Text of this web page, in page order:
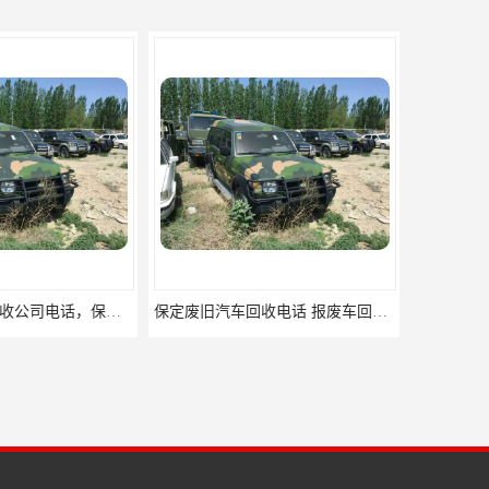
保定报废汽车回收公司电话，保定哪里回收报废汽车 保定废旧汽车回收电话 报废车回收公司